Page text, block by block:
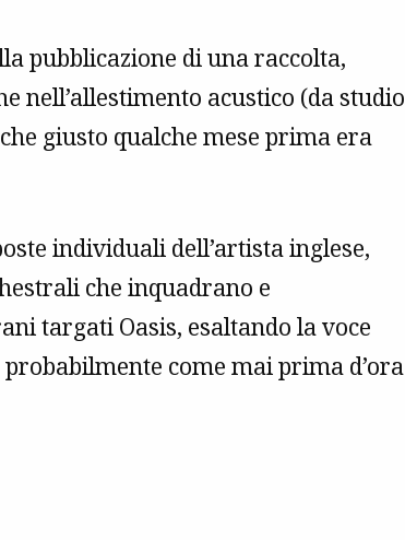
pubblicazione di una raccolta,
nell’allestimento acustico (da studio
giusto qualche mese prima era
individuali dell’artista inglese,
che inquadrano e
targati Oasis, esaltando la voce
come mai prima d’ora